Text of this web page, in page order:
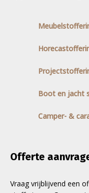
Boot en jacht
Camper- &
Offerte
Vraag vrijblijvend een